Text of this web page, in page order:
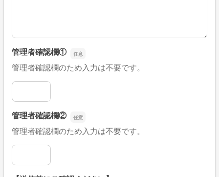
管理者確認欄①
管理者確認欄のため入力は不要です。
管理者確認欄①
管理者確認欄②
管理者確認欄のため入力は不要です。
管理者確認欄②